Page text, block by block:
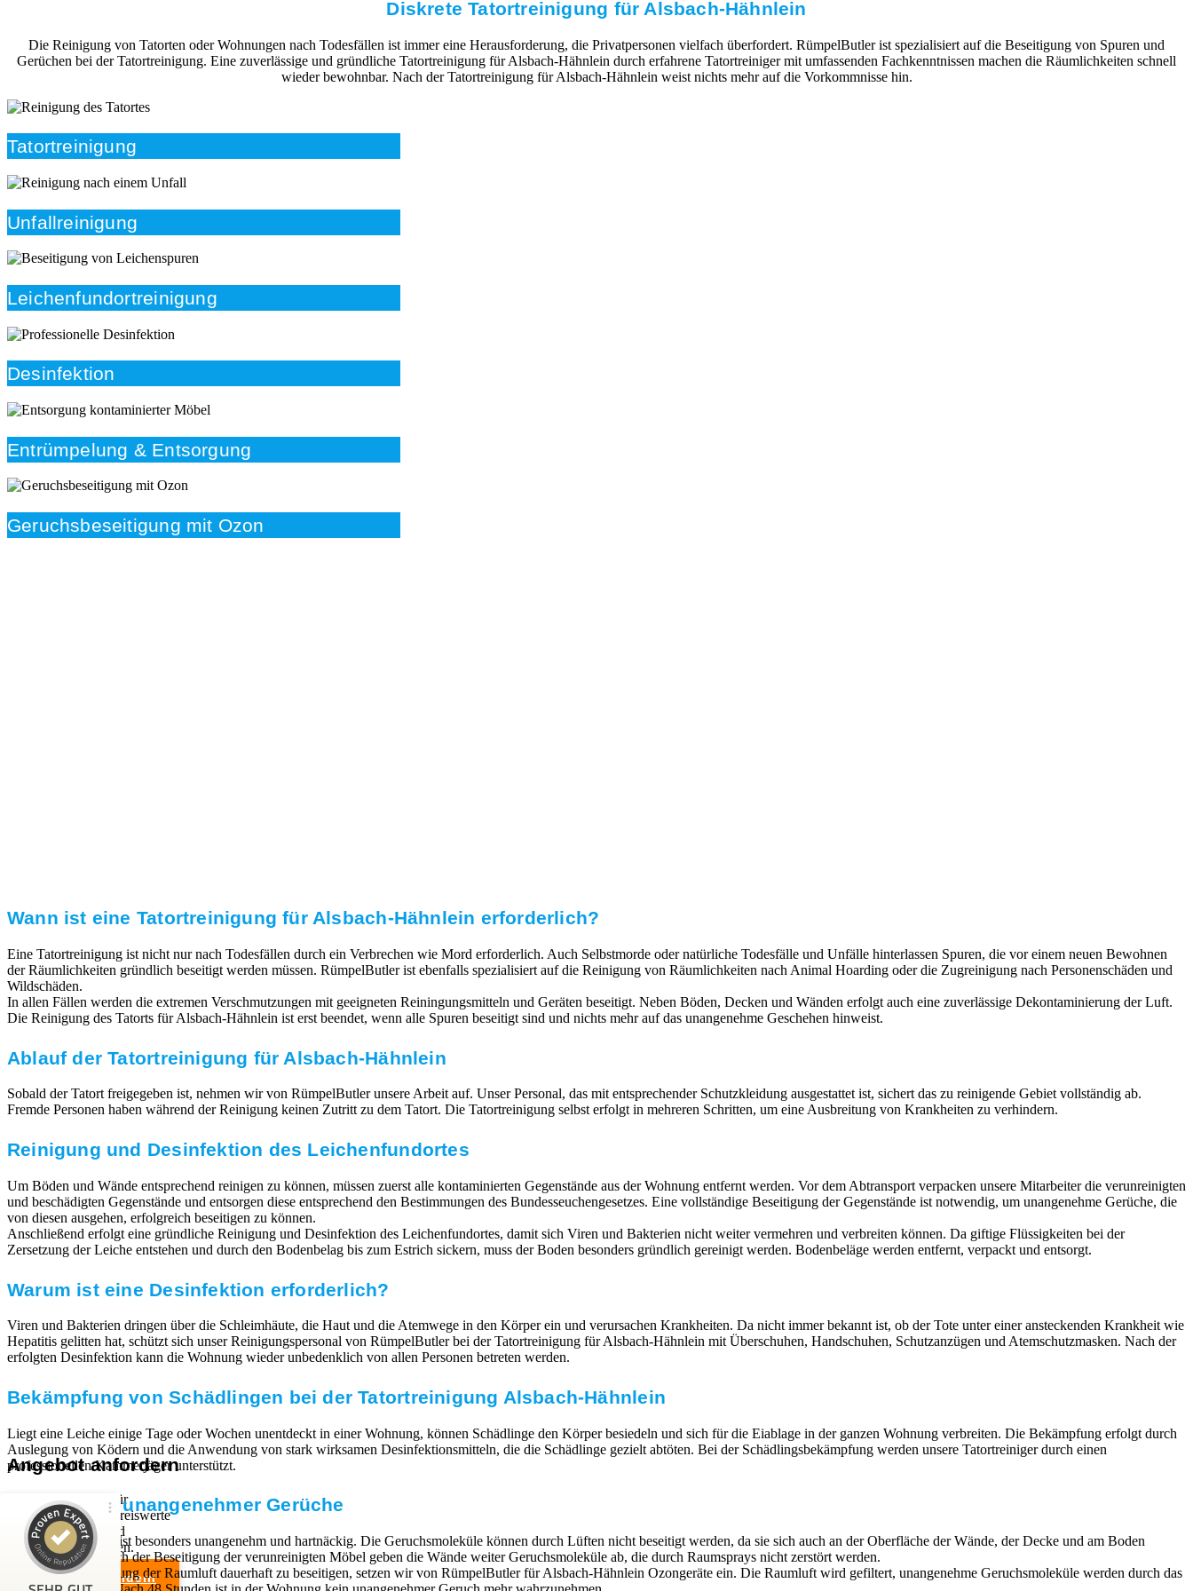
Diskrete Tatortreinigung für Alsbach-Hähnlein
Die Reinigung von Tatorten oder Wohnungen nach Todesfällen ist immer eine Herausforderung, die Privatpersonen vielfach überfordert. RümpelButler ist spezialisiert auf die Beseitigung von Spuren und
Gerüchen bei der Tatortreinigung. Eine zuverlässige und gründliche Tatortreinigung für Alsbach-Hähnlein durch erfahrene Tatortreiniger mit umfassenden Fachkenntnissen machen die Räumlichkeiten schnell
wieder bewohnbar. Nach der Tatortreinigung für Alsbach-Hähnlein weist nichts mehr auf die Vorkommnisse hin.
Tatortreinigung
Unfallreinigung
Leichenfundortreinigung
Desinfektion
Entrümpelung & Entsorgung
Geruchsbeseitigung mit Ozon
Wann ist eine Tatortreinigung für Alsbach-Hähnlein erforderlich?
Eine Tatortreinigung ist nicht nur nach Todesfällen durch ein Verbrechen wie Mord erforderlich. Auch Selbstmorde oder natürliche Todesfälle und Unfälle hinterlassen Spuren, die vor einem neuen Bewohnen
der Räumlichkeiten gründlich beseitigt werden müssen. RümpelButler ist ebenfalls spezialisiert auf die Reinigung von Räumlichkeiten nach Animal Hoarding oder die Zugreinigung nach Personenschäden und
Wildschäden.
In allen Fällen werden die extremen Verschmutzungen mit geeigneten Reiningungsmitteln und Geräten beseitigt. Neben Böden, Decken und Wänden erfolgt auch eine zuverlässige Dekontaminierung der Luft.
Die Reinigung des Tatorts für Alsbach-Hähnlein ist erst beendet, wenn alle Spuren beseitigt sind und nichts mehr auf das unangenehme Geschehen hinweist.
Ablauf der Tatortreinigung für Alsbach-Hähnlein
Sobald der Tatort freigegeben ist, nehmen wir von RümpelButler unsere Arbeit auf. Unser Personal, das mit entsprechender Schutzkleidung ausgestattet ist, sichert das zu reinigende Gebiet vollständig ab.
Fremde Personen haben während der Reinigung keinen Zutritt zu dem Tatort. Die Tatortreinigung selbst erfolgt in mehreren Schritten, um eine Ausbreitung von Krankheiten zu verhindern.
Reinigung und Desinfektion des Leichenfundortes
Um Böden und Wände entsprechend reinigen zu können, müssen zuerst alle kontaminierten Gegenstände aus der Wohnung entfernt werden. Vor dem Abtransport verpacken unsere Mitarbeiter die verunreinigten
und beschädigten Gegenstände und entsorgen diese entsprechend den Bestimmungen des Bundesseuchengesetzes. Eine vollständige Beseitigung der Gegenstände ist notwendig, um unangenehme Gerüche, die
von diesen ausgehen, erfolgreich beseitigen zu können.
Anschließend erfolgt eine gründliche Reinigung und Desinfektion des Leichenfundortes, damit sich Viren und Bakterien nicht weiter vermehren und verbreiten können. Da giftige Flüssigkeiten bei der
Zersetzung der Leiche entstehen und durch den Bodenbelag bis zum Estrich sickern, muss der Boden besonders gründlich gereinigt werden. Bodenbeläge werden entfernt, verpackt und entsorgt.
Warum ist eine Desinfektion erforderlich?
Viren und Bakterien dringen über die Schleimhäute, die Haut und die Atemwege in den Körper ein und verursachen Krankheiten. Da nicht immer bekannt ist, ob der Tote unter einer ansteckenden Krankheit wie
Hepatitis gelitten hat, schützt sich unser Reinigungspersonal von RümpelButler bei der Tatortreinigung für Alsbach-Hähnlein mit Überschuhen, Handschuhen, Schutzanzügen und Atemschutzmasken. Nach der
erfolgten Desinfektion kann die Wohnung wieder unbedenklich von allen Personen betreten werden.
Bekämpfung von Schädlingen bei der Tatortreinigung Alsbach-Hähnlein
Liegt eine Leiche einige Tage oder Wochen unentdeckt in einer Wohnung, können Schädlinge den Körper besiedeln und sich für die Eiablage in der ganzen Wohnung verbreiten. Die Bekämpfung erfolgt durch
Auslegung von Ködern und die Anwendung von stark wirksamen Desinfektionsmitteln, die die Schädlinge gezielt abtöten. Bei der Schädlingsbekämpfung werden unsere Tatortreiniger durch einen
professionellen Kammerjäger unterstützt.
Beseitigung unangenehmer Gerüche
Der Leichengeruch ist besonders unangenehm und hartnäckig. Die Geruchsmoleküle können durch Lüften nicht beseitigt werden, da sie sich auch an der Oberfläche der Wände, der Decke und am Boden
festsetzen. Auch nach der Beseitigung der verunreinigten Möbel geben die Wände weiter Geruchsmoleküle ab, die durch Raumsprays nicht zerstört werden.
Um die Verunreinigung der Raumluft dauerhaft zu beseitigen, setzen wir von RümpelButler für Alsbach-Hähnlein Ozongeräte ein. Die Raumluft wird gefiltert, unangenehme Geruchsmoleküle werden durch das
Angebot anfordern
Wir sind Experten für
professionelle und preiswerte
Entrümpelungen und
Haushaltsauflösungen.
Angebot anfordern
Kundenbewertungen und Erfahrungen zu
RümpelButler